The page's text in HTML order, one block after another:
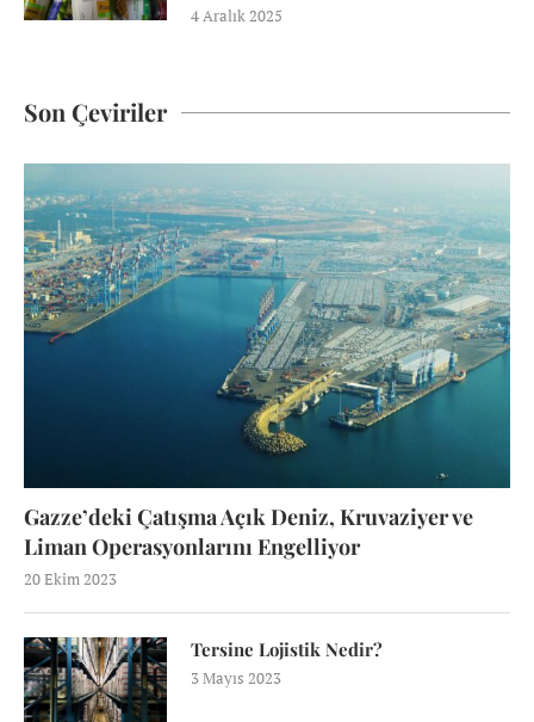
4 Aralık 2025
Son Çeviriler
Gazze’deki Çatışma Açık Deniz, Kruvaziyer ve
Liman Operasyonlarını Engelliyor
20 Ekim 2023
Tersine Lojistik Nedir?
3 Mayıs 2023